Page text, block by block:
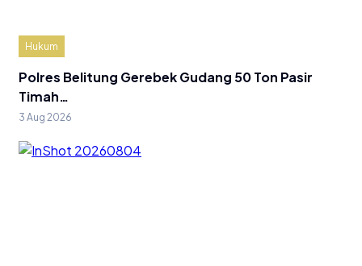
Hukum
Polres Belitung Gerebek Gudang 50 Ton Pasir
Timah…
3 Aug 2026